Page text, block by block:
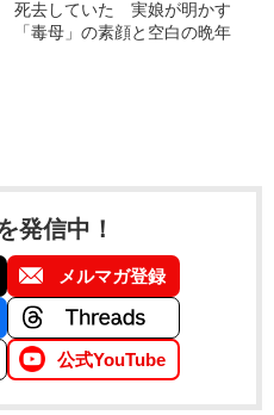
死去していた 実娘が明かす
「毒母」の素顔と空白の晩年
発信中！
メルマガ登録
公式YouTube